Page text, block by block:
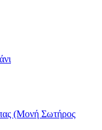
(Μονή Σωτήρος